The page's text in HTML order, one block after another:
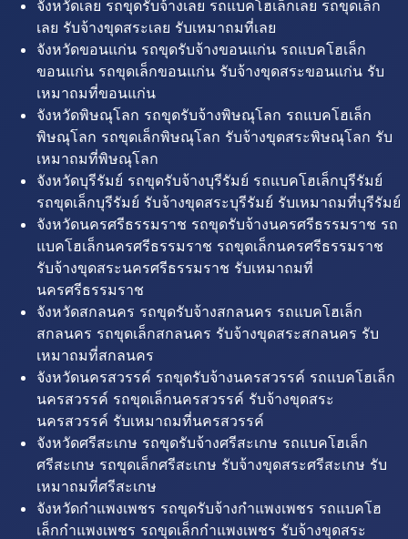
จังหวัดเลย รถขุดรับจ้างเลย รถแบคโฮเล็กเลย รถขุดเล็ก
เลย รับจ้างขุดสระเลย รับเหมาถมที่เลย
จังหวัดขอนแก่น รถขุดรับจ้างขอนแก่น รถแบคโฮเล็ก
ขอนแก่น รถขุดเล็กขอนแก่น รับจ้างขุดสระขอนแก่น รับ
เหมาถมที่ขอนแก่น
จังหวัดพิษณุโลก รถขุดรับจ้างพิษณุโลก รถแบคโฮเล็ก
พิษณุโลก รถขุดเล็กพิษณุโลก รับจ้างขุดสระพิษณุโลก รับ
เหมาถมที่พิษณุโลก
จังหวัดบุรีรัมย์ รถขุดรับจ้างบุรีรัมย์ รถแบคโฮเล็กบุรีรัมย์
รถขุดเล็กบุรีรัมย์ รับจ้างขุดสระบุรีรัมย์ รับเหมาถมที่บุรีรัมย์
จังหวัดนครศรีธรรมราช รถขุดรับจ้างนครศรีธรรมราช รถ
แบคโฮเล็กนครศรีธรรมราช รถขุดเล็กนครศรีธรรมราช
รับจ้างขุดสระนครศรีธรรมราช รับเหมาถมที่
นครศรีธรรมราช
จังหวัดสกลนคร รถขุดรับจ้างสกลนคร รถแบคโฮเล็ก
สกลนคร รถขุดเล็กสกลนคร รับจ้างขุดสระสกลนคร รับ
เหมาถมที่สกลนคร
จังหวัดนครสวรรค์ รถขุดรับจ้างนครสวรรค์ รถแบคโฮเล็ก
นครสวรรค์ รถขุดเล็กนครสวรรค์ รับจ้างขุดสระ
นครสวรรค์ รับเหมาถมที่นครสวรรค์
จังหวัดศรีสะเกษ รถขุดรับจ้างศรีสะเกษ รถแบคโฮเล็ก
ศรีสะเกษ รถขุดเล็กศรีสะเกษ รับจ้างขุดสระศรีสะเกษ รับ
เหมาถมที่ศรีสะเกษ
จังหวัดกำแพงเพชร รถขุดรับจ้างกำแพงเพชร รถแบคโฮ
เล็กกำแพงเพชร รถขุดเล็กกำแพงเพชร รับจ้างขุดสระ